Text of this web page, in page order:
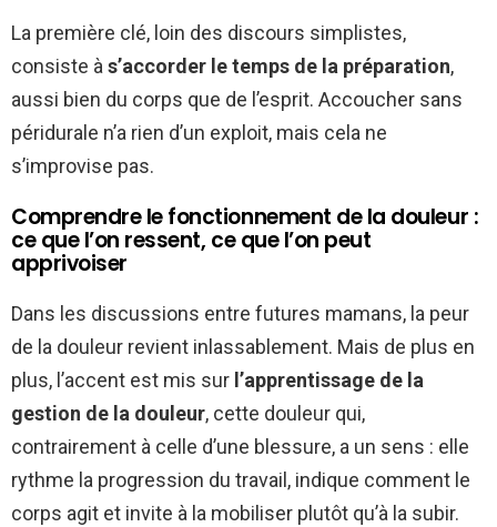
La première clé, loin des discours simplistes,
consiste às’accorder le temps de la préparation,
aussi bien du corps que de l’esprit. Accoucher sans
péridurale n’a rien d’un exploit, mais cela ne
s’improvise pas.
Comprendre le fonctionnement de la douleur :
ce que l’on ressent, ce que l’on peut
apprivoiser
Dans les discussions entre futures mamans, la peur
de la douleur revient inlassablement. Mais de plus en
plus, l’accent est mis sur l’apprentissage de la
gestion de la douleur, cette douleur qui,
contrairement à celle d’une blessure, a un sens : elle
rythme la progression du travail, indique comment le
corps agit et invite à la mobiliser plutôt qu’à la subir.